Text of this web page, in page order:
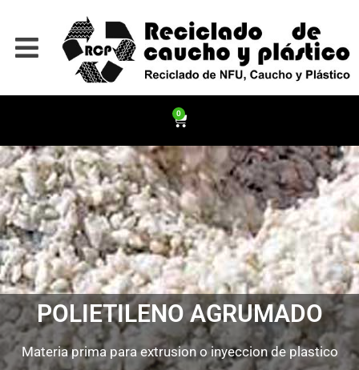
0
POLIETILENO AGRUMADO
Materia prima para extrusion o inyeccion de plastico